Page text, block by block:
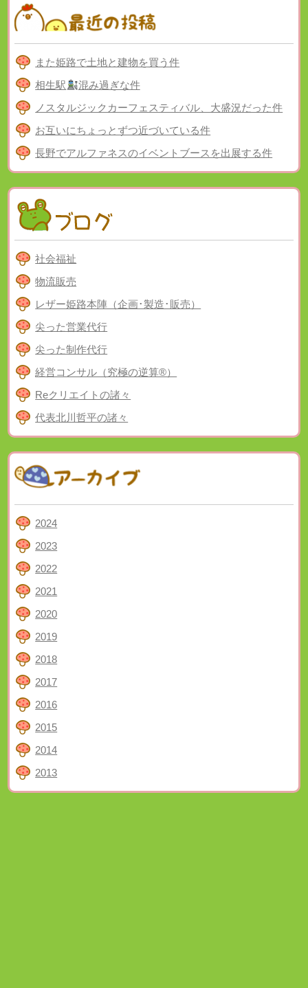
また姫路で土地と建物を買う件
相生駅
混み過ぎな件
ノスタルジックカーフェスティバル、大盛況だった件
お互いにちょっとずつ近づいている件
長野でアルファネスのイベントブースを出展する件
社会福祉
物流販売
レザー姫路本陣（企画･製造･販売）
尖った営業代行
尖った制作代行
経営コンサル（究極の逆算®）
Reクリエイトの諸々
代表北川哲平の諸々
2024
2023
2022
2021
2020
2019
2018
2017
2016
2015
2014
2013